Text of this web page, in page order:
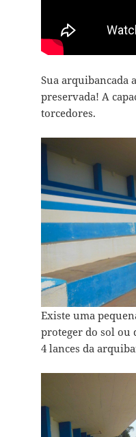
Sua arquibancada
preservada! A
torcedores.
Existe uma
proteger do sol ou
4 lances da